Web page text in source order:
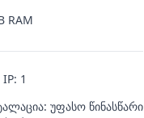
RAM
1
უფასო წინასწარი